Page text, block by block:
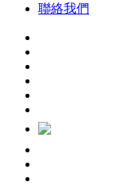
聯絡我們